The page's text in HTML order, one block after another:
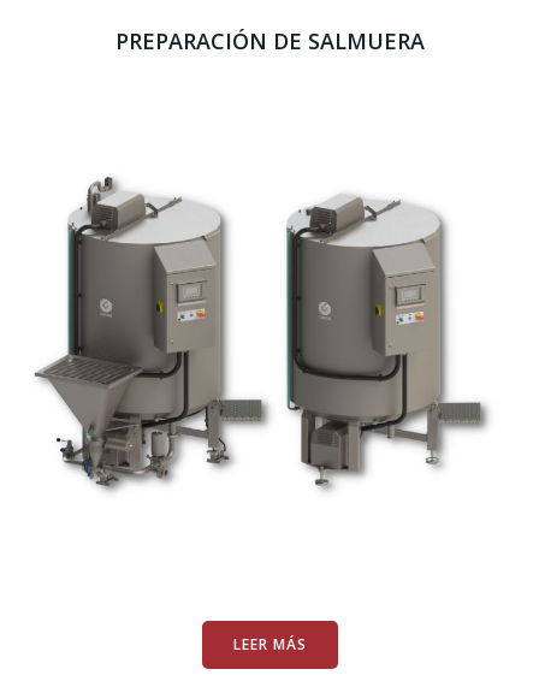
PREPARACIÓN DE SALMUERA
LEER MÁS